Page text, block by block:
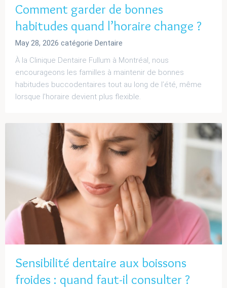
Comment garder de bonnes
habitudes quand l’horaire change ?
May 28, 2026 catégorie Dentaire
À la Clinique Dentaire Fullum à Montréal, nous
encourageons les familles à maintenir de bonnes
habitudes buccodentaires tout au long de l’été, même
lorsque l’horaire devient plus flexible.
Sensibilité dentaire aux boissons
froides : quand faut-il consulter ?